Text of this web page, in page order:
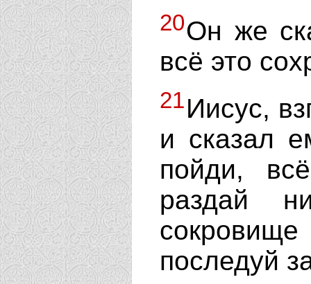
20Он же
всё это
21Иисус,
и сказал
пойди,
раздай
последуй